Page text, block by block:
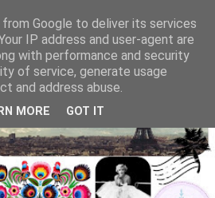
Google to deliver its services
IP address and user-agent are
with performance and security
of service, generate usage
and address abuse.
MORE GOT IT